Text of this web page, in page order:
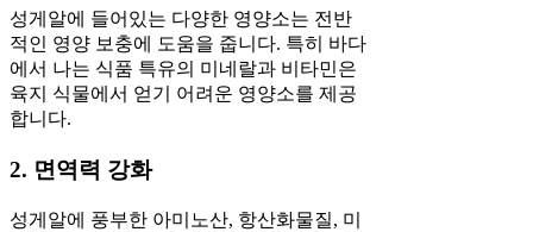
성게알에 들어있는 다양한 영양소는 전반
적인 영양 보충에 도움을 줍니다. 특히 바다
에서 나는 식품 특유의 미네랄과 비타민은
육지 식물에서 얻기 어려운 영양소를 제공
합니다.
2. 면역력 강화
성게알에 풍부한 아미노산, 항산화물질, 미